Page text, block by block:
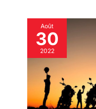
Août
30
2022